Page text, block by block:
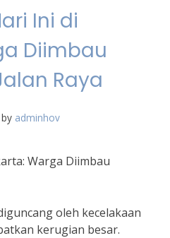
Ini di
Diimbau
Raya
by adminhov
Warga Diimbau
oleh kecelakaan
kerugian besar.